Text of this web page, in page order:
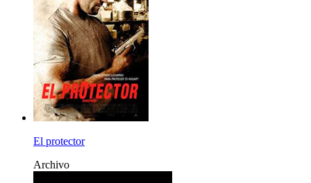
El protector
Archivo